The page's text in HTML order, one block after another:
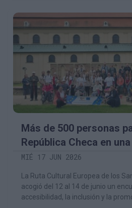
Más de 500 personas
República Checa en
proyecto europeo
forma parte la
Lebaniego
MIÉ 17 JUN 2026
La Ruta Cultural Europea de los
acogió del 12 al 14 de junio un
accesibilidad, la inclusión y la